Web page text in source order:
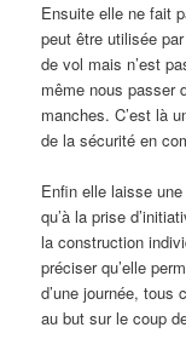
Ensuite elle ne fait
peut être utilisée
de vol mais n’est
même nous passer
manches. C’est là
de la sécurité en
Enfin elle laisse
qu’à la prise
la construction
préciser qu’elle
d’une journée, tous
au but sur le coup